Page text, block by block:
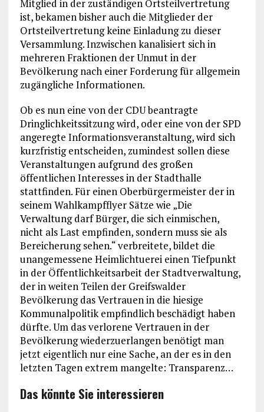
Mitglied in der zuständigen Ortsteilvertretung
ist, bekamen bisher auch die Mitglieder der
Ortsteilvertretung keine Einladung zu dieser
Versammlung. Inzwischen kanalisiert sich in
mehreren Fraktionen der Unmut in der
Bevölkerung nach einer Forderung für allgemein
zugängliche Informationen.
Ob es nun eine von der CDU beantragte
Dringlichkeitssitzung wird, oder eine von der SPD
angeregte Informationsveranstaltung, wird sich
kurzfristig entscheiden, zumindest sollen diese
Veranstaltungen aufgrund des großen
öffentlichen Interesses in der Stadthalle
stattfinden. Für einen Oberbürgermeister der in
seinem Wahlkampfflyer Sätze wie „Die
Verwaltung darf Bürger, die sich einmischen,
nicht als Last empfinden, sondern muss sie als
Bereicherung sehen.“ verbreitete, bildet die
unangemessene Heimlichtuerei einen Tiefpunkt
in der Öffentlichkeitsarbeit der Stadtverwaltung,
der in weiten Teilen der Greifswalder
Bevölkerung das Vertrauen in die hiesige
Kommunalpolitik empfindlich beschädigt haben
dürfte. Um das verlorene Vertrauen in der
Bevölkerung wiederzuerlangen benötigt man
jetzt eigentlich nur eine Sache, an der es in den
letzten Tagen extrem mangelte: Transparenz…
Das könnte Sie interessieren